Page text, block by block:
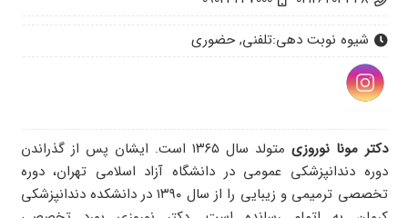
شیوه نوبت دهی:تلفنی, حضوری
دکتر مونا نوروزی
متولد سال ۱۳۶۵ است. ایشان پس از گذراندن
دوره دندانپزشکی عمومی در دانشگاه آزاد اسلامی تهران، دوره
تخصصی ترمیمی و زیبایی را از سال ۱۳۹۰ در دانشکده دندانپزشکی